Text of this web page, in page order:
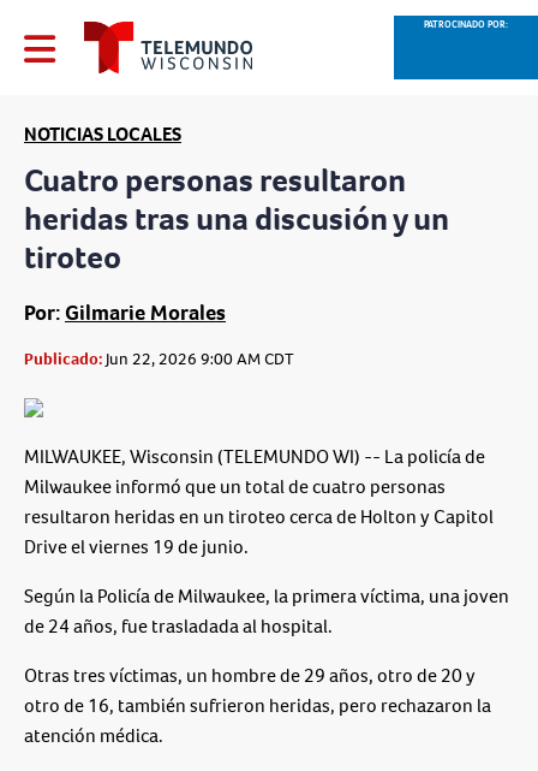
PATROCINADO POR:
NOTICIAS LOCALES
Cuatro personas resultaron
heridas tras una discusión y un
tiroteo
Por: Gilmarie Morales
Publicado:Jun 22, 2026 9:00 AM CDT
MILWAUKEE, Wisconsin (TELEMUNDO WI) -- La policía de
Milwaukee informó que un total de cuatro personas
resultaron heridas en un tiroteo cerca de Holton y Capitol
Drive el viernes 19 de junio.
Según la Policía de Milwaukee, la primera víctima, una joven
de 24 años, fue trasladada al hospital.
Otras tres víctimas, un hombre de 29 años, otro de 20 y
otro de 16, también sufrieron heridas, pero rechazaron la
atención médica.